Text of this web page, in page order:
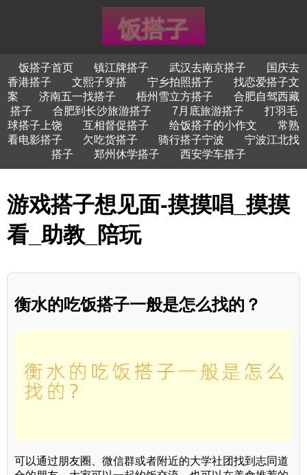
饭搭子首页 镇江牌搭子 武汉去南京搭子
国庆去
香港搭子
文熙子穿搭 宁乡拍照搭子
找恋爱搭子文
案
济南五一找搭子 梧州雪立方搭子
合肥自驾西藏
搭子
合肥到长沙旅游搭子 7月底旅游搭子
打羽毛
球搭子上饶
互相督促搭子 给饭搭子的小作文
常熟
看电影搭子
欠吃货搭子 骑行搭子宁波
宁波江北找
搭子
郑州休学搭子 西安学车搭子
游戏搭子想见面-摸摸唱_摸摸
看_助教_陪玩
衡水的吃饭搭子一般是怎么找的？
可以通过朋友圈、微信群或者附近的大学社团找到志同道